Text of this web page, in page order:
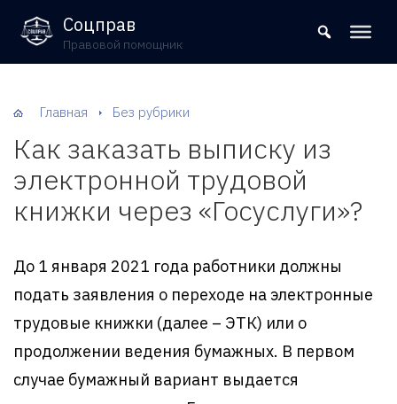
8 (800) 302-09-37
Соцправ
Правовой помощник
Главная Без рубрики
Как заказать выписку из
электронной трудовой
книжки через «Госуслуги»?
До 1 января 2021 года работники должны
подать заявления о переходе на электронные
трудовые книжки (далее – ЭТК) или о
продолжении ведения бумажных. В первом
случае бумажный вариант выдается